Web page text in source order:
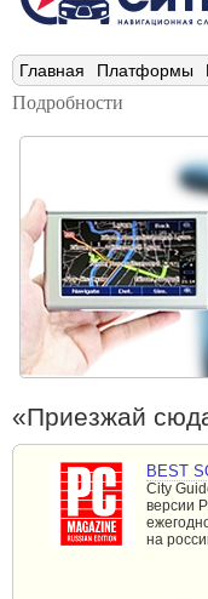
Главная Платформы
Подробности
«Приезжай
BEST
City
версии
на